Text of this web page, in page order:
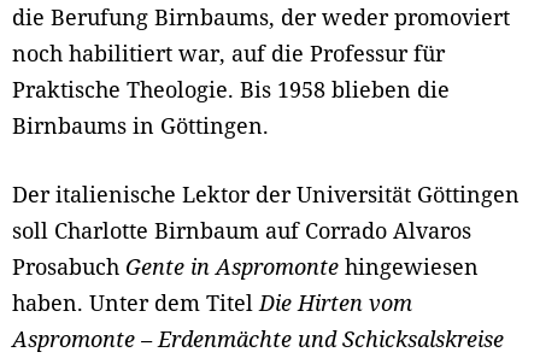
die Berufung Birnbaums, der weder promoviert
noch habilitiert war, auf die Professur für
Praktische Theologie. Bis 1958 blieben die
Birnbaums in Göttingen.
Der italienische Lektor der Universität Göttingen
soll Charlotte Birnbaum auf Corrado Alvaros
Prosabuch Gente in Aspromonte hingewiesen
haben. Unter dem Titel Die Hirten vom
Aspromonte – Erdenmächte und Schicksalskreise